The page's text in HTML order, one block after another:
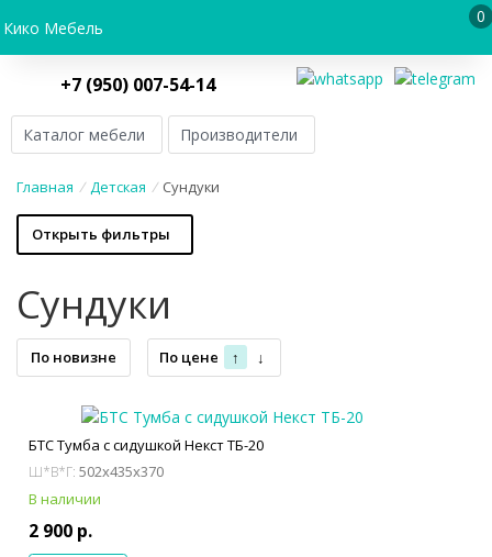
Кико Мебель
0
+7 (950) 007-54-14
Каталог мебели Производители
Главная / Детская / Сундуки
Открыть фильтры
Сундуки
По новизне По цене ↑ ↓
БТС Тумба с сидушкой Некст ТБ-20
Ш*В*Г: 502x435x370
В наличии
2 900 р.